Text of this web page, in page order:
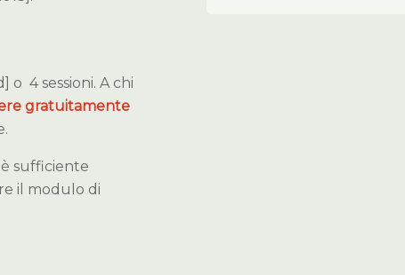
o 4 sessioni. A chi
gratuitamente
è sufficiente
il modulo di